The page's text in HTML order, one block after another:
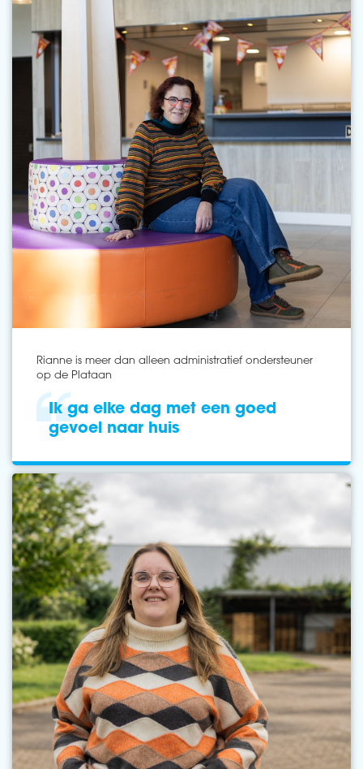
Rianne is meer dan alleen administratief ondersteuner
op de Plataan
Ik ga elke dag met een goed
gevoel naar huis